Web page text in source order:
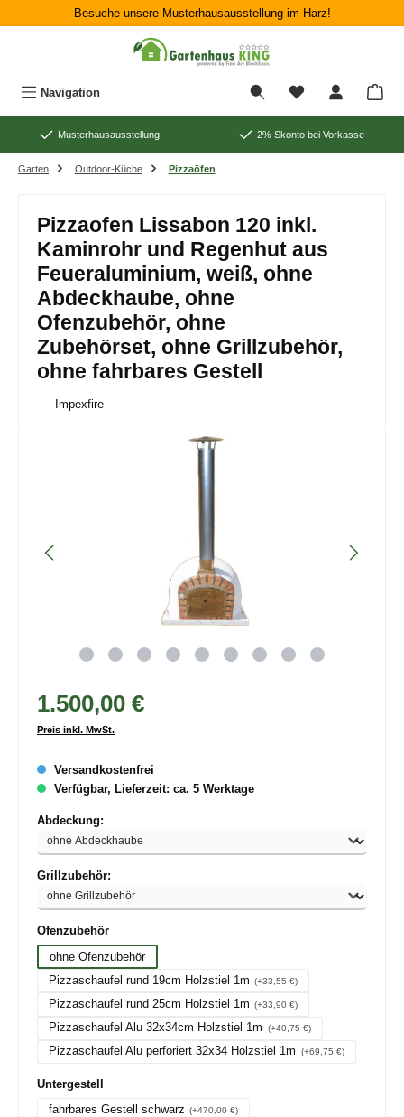
Zum Hauptinhalt springenBesuche unsere Musterhausausstellung im Harz!
Navigation
Musterhausausstellung 2% Skonto bei Vorkasse
Garten Outdoor-Küche Pizzaöfen
Pizzaofen Lissabon 120 inkl.
Kaminrohr und Regenhut aus
Feueraluminium, weiß, ohne
Abdeckhaube, ohne
Ofenzubehör, ohne
Zubehörset, ohne Grillzubehör,
ohne fahrbares Gestell
Impexfire
1.500,00 €
Preis inkl. MwSt.
Versandkostenfrei
Verfügbar, Lieferzeit: ca. 5 Werktage
Abdeckung:
Grillzubehör:
Ofenzubehörauswählen
ohne Ofenzubehör
Pizzaschaufel rund 19cm Holzstiel 1m (+33,55 €)
Pizzaschaufel rund 25cm Holzstiel 1m (+33,90 €)
Pizzaschaufel Alu 32x34cm Holzstiel 1m (+40,75 €)
Pizzaschaufel Alu perforiert 32x34 Holzstiel 1m (+69,75 €)
Untergestell
fahrbares Gestell schwarz (+470,00 €)